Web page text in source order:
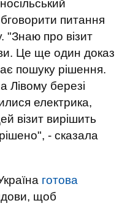
питання
"Знаю про візит
Це ще один доказ
пошуку рішення.
березі
електрика,
візит вирішить
- сказала
готова
щоб